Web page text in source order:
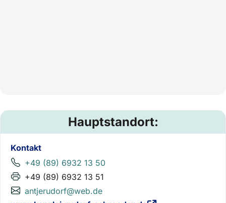
Hauptstandort:
Kontakt
+49 (89) 6932 13 50
+49 (89) 6932 13 51
antjerudorf@web.de